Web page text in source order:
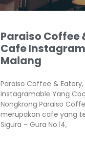
Paraiso Coffee
Cafe
Malang
Paraiso Coffee &
Instagramable Yang
Nongkrong Paraiso
merupakan cafe yang
Sigura – Gura No.14,